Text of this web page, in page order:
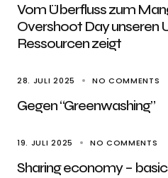
Vom Überfluss zum
Overshoot Day unseren
Ressourcen zeigt
28. JULI 2025 NO COMMENTS
Gegen “Greenwashing”
19. JULI 2025 NO COMMENTS
Sharing economy –